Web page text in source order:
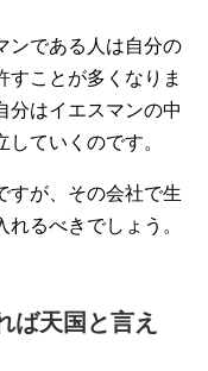
ンである人は自分の
すことが多くなりま
分はイエスマンの中
ていくのです。
すが、その会社で生
るべきでしょう。
ば天国と言え